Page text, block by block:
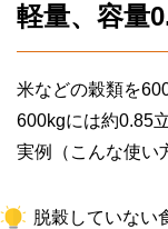
軽量、容量
米などの穀類を
600kgには約0.85
実例（こんな使い
脱穀していない